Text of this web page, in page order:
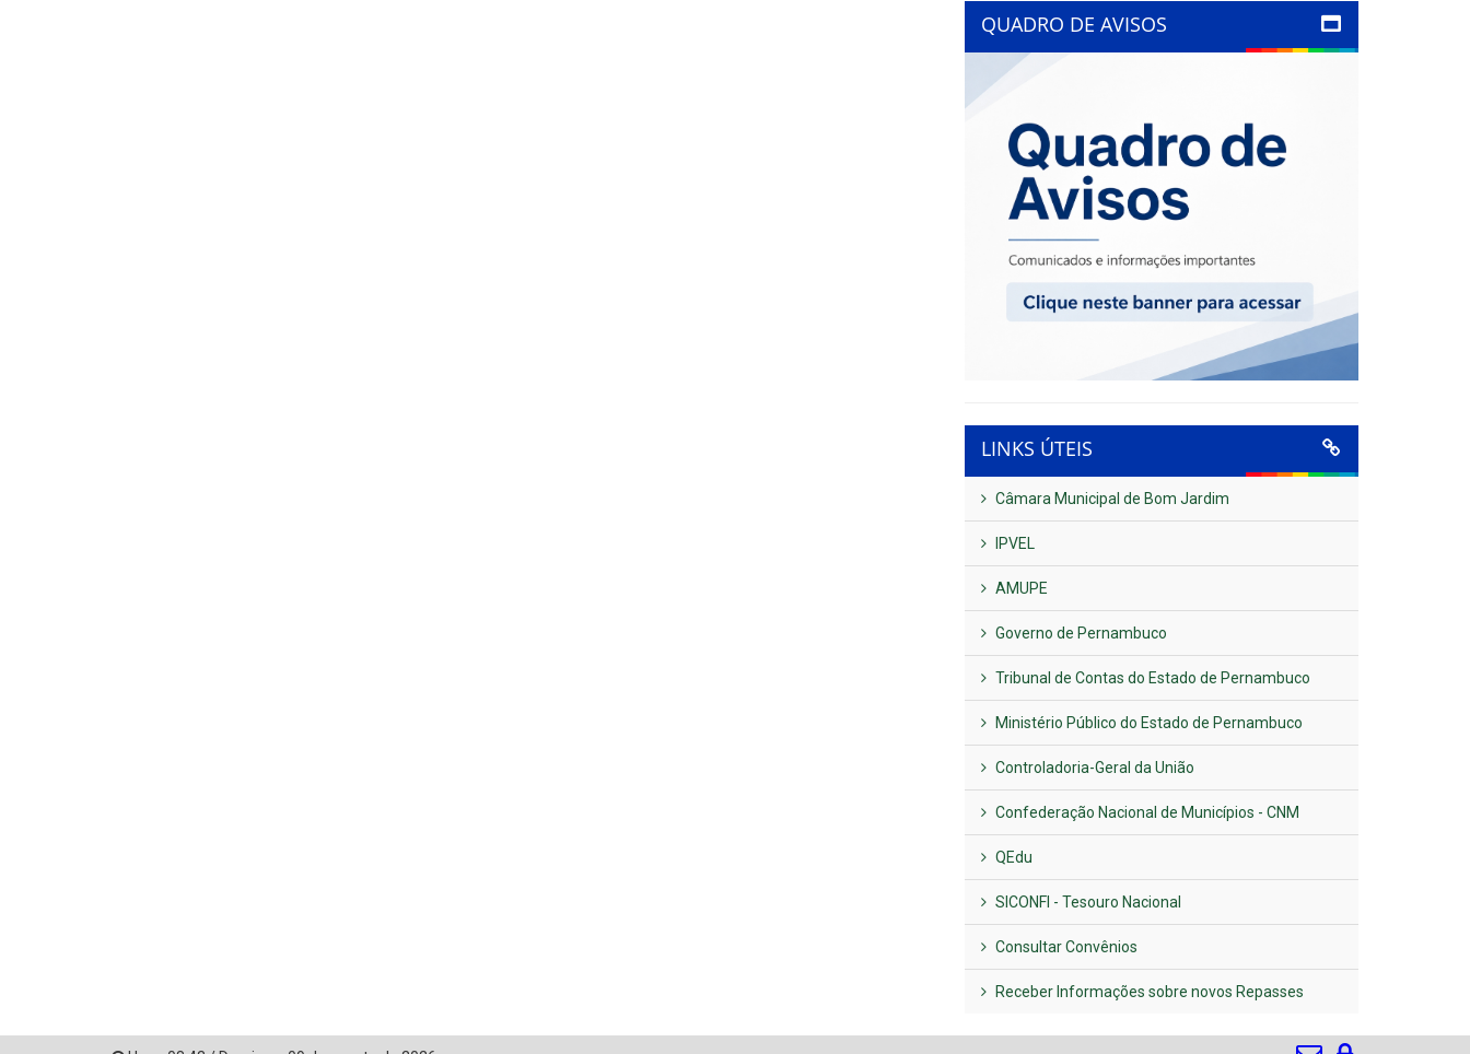
QUADRO DE AVISOS
LINKS ÚTEIS
Câmara Municipal de Bom Jardim
IPVEL
AMUPE
Governo de Pernambuco
Tribunal de Contas do Estado de Pernambuco
Ministério Público do Estado de Pernambuco
Controladoria-Geral da União
Confederação Nacional de Municípios - CNM
QEdu
SICONFI - Tesouro Nacional
Consultar Convênios
Receber Informações sobre novos Repasses